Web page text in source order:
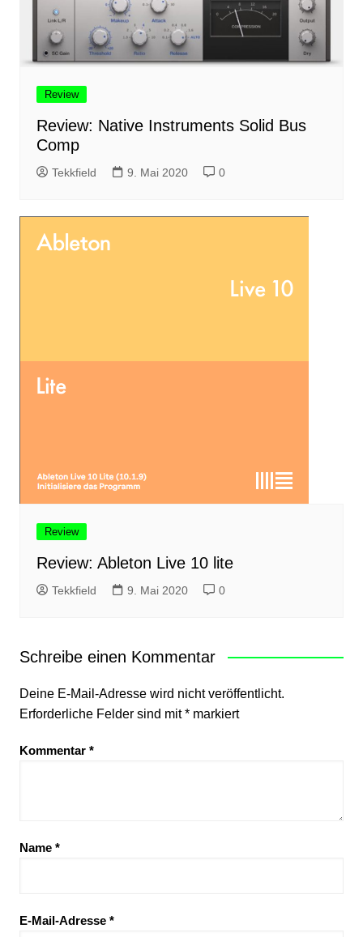
Review
Review: Native Instruments Solid Bus
Comp
Tekkfield 9. Mai 2020 0
Review
Review: Ableton Live 10 lite
Tekkfield 9. Mai 2020 0
Schreibe einen Kommentar
Deine E-Mail-Adresse wird nicht veröffentlicht.
Erforderliche Felder sind mit*markiert
Kommentar *
Name *
E-Mail-Adresse *